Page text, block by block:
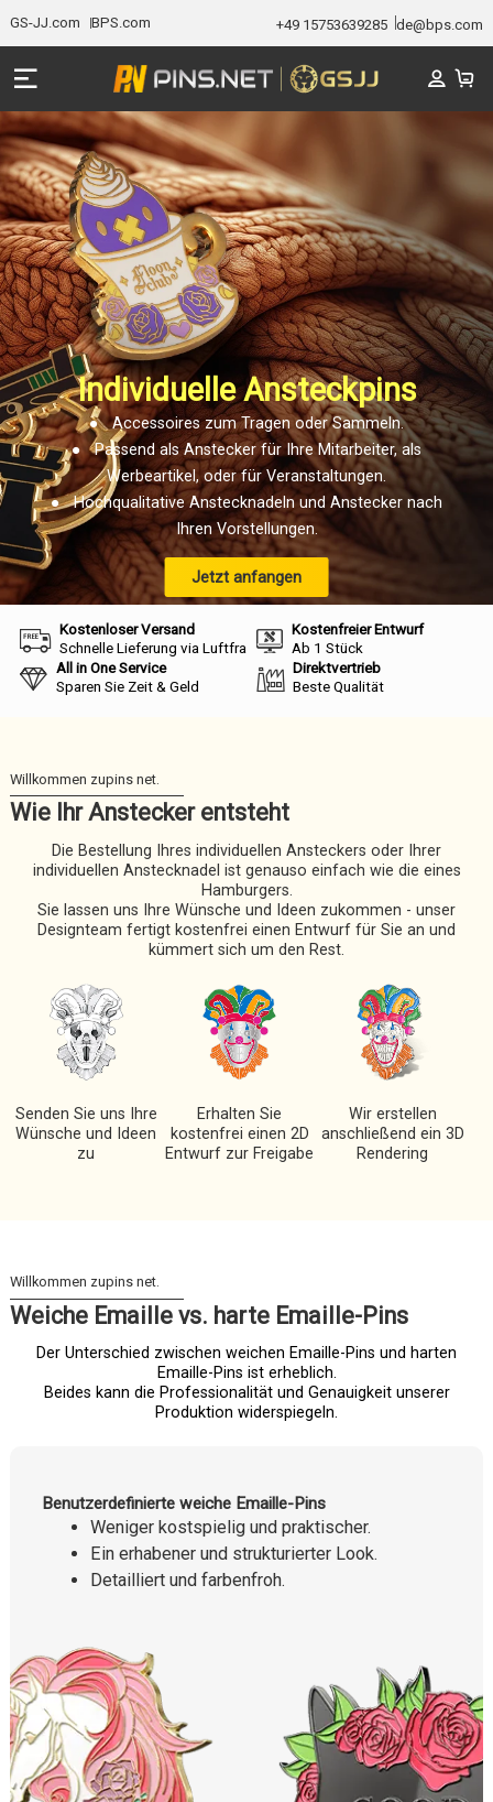
GS-JJ.com BPS.com +49 15753639285 de@bps.com
Individuelle Ansteckpins
● Accessoires zum Tragen oder Sammeln.
● Passend als Anstecker für Ihre Mitarbeiter, als
Werbeartikel, oder für Veranstaltungen.
● Hochqualitative Anstecknadeln und Anstecker nach
Ihren Vorstellungen.
Jetzt anfangen
Kostenloser Versand
Schnelle Lieferung via Luftfracht
Kostenfreier Entwurf
Ab 1 Stück
All in One Service
Sparen Sie Zeit & Geld
Direktvertrieb
Beste Qualität
Wie Ihr Anstecker entsteht
Die Bestellung Ihres individuellen Ansteckers oder Ihrer
individuellen Anstecknadel ist genauso einfach wie die eines
Hamburgers.
Sie lassen uns Ihre Wünsche und Ideen zukommen - unser
Designteam fertigt kostenfrei einen Entwurf für Sie an und
kümmert sich um den Rest.
Senden Sie uns Ihre
Wünsche und Ideen
zu
Erhalten Sie
kostenfrei einen 2D
Entwurf zur Freigabe
Wir erstellen
anschließend ein 3D
Rendering
Weiche Emaille vs. harte Emaille-Pins
Der Unterschied zwischen weichen Emaille-Pins und harten
Emaille-Pins ist erheblich.
Beides kann die Professionalität und Genauigkeit unserer
Produktion widerspiegeln.
Benutzerdefinierte weiche Emaille-Pins
Weniger kostspielig und praktischer.
Ein erhabener und strukturierter Look.
Detailliert und farbenfroh.